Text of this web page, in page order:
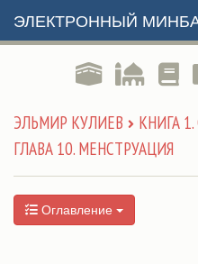
ЭЛЕКТРОННЫЙ
ЭЛЬМИР КУЛИЕВ
КНИГА
ГЛАВА 10. МЕНСТРУАЦИЯ
Оглавление